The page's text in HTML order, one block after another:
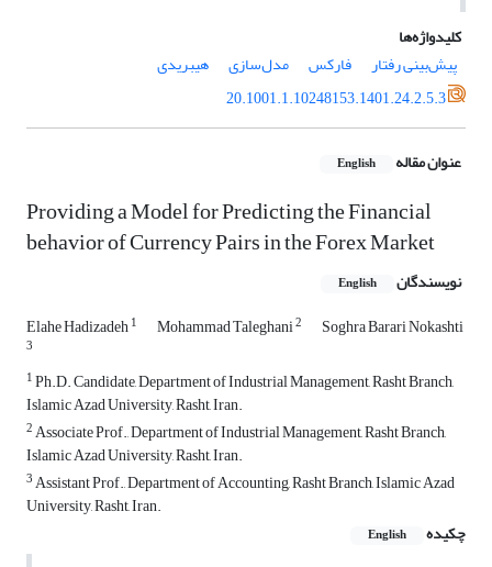
کلیدواژه‌ها
پیش‌بینی رفتار
فارکس مدل‌سازی
هیبریدی
20.1001.1.10248153.1401.24.2.5.3
عنوان مقاله English
Providing a Model for Predicting the Financial
behavior of Currency Pairs in the Forex Market
نویسندگان English
Elahe Hadizadeh1 Mohammad Taleghani2 Soghra Barari Nokashti
3
1Ph.D. Candidate, Department of Industrial Management, Rasht Branch,
Islamic Azad University, Rasht, Iran.
2Associate Prof., Department of Industrial Management, Rasht Branch,
Islamic Azad University, Rasht, Iran.
3Assistant Prof., Department of Accounting, Rasht Branch, Islamic Azad
University, Rasht, Iran.
چکیده
English